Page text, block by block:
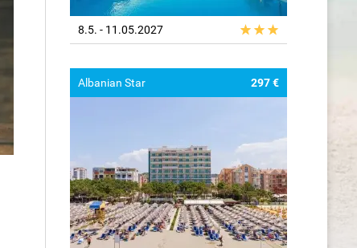
8.5. - 11.05.2027
Albanian Star 297 €